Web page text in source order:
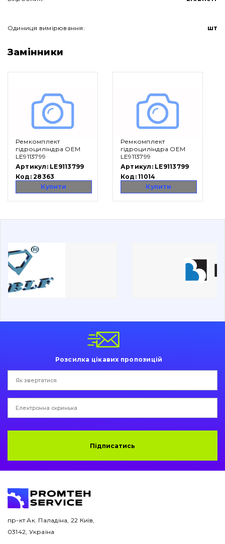
Про нас
Вакансії
Каталог
Фільтри та мастильні матеріали
Ходова частина
Ножі, ріжучі кромки
Захист (ковша, адаптера)
Трансмісія
Рама і кузов
Буровий інструмент
Електрообладнання
написати
Одиниця вимірювання: шт
Замінники
Ремкомплект
гідроциліндра OEM
LE9113799
Артикул: LE9113799
Код:28363
Купити
Ремкомплект
гідроциліндра OEM
LE9113799
Артикул: LE9113799
Код:11014
Купити
Розсилка цікавих пропозицій
Підписатись
пр-кт Ак. Паладіна, 22 Київ,
03142, Україна